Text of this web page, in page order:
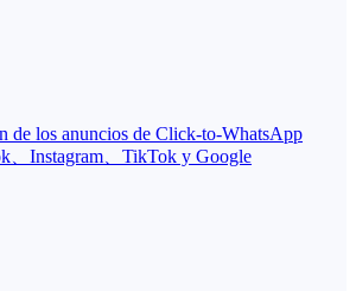
de los anuncios de Click-to-WhatsApp
、Instagram、TikTok y Google